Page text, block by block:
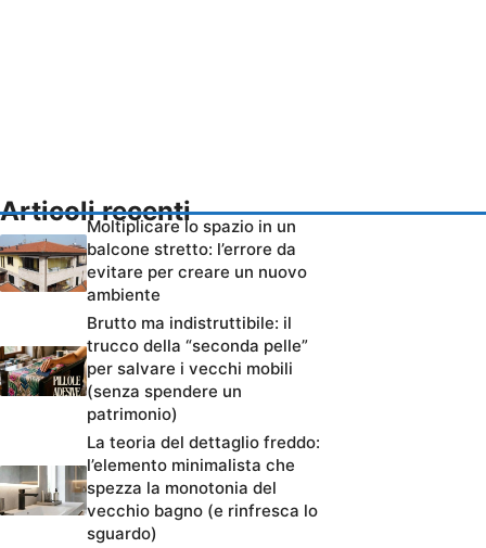
Articoli recenti
Moltiplicare lo spazio in un
balcone stretto: l’errore da
evitare per creare un nuovo
ambiente
Brutto ma indistruttibile: il
trucco della “seconda pelle”
per salvare i vecchi mobili
(senza spendere un
patrimonio)
La teoria del dettaglio freddo:
l’elemento minimalista che
spezza la monotonia del
vecchio bagno (e rinfresca lo
sguardo)